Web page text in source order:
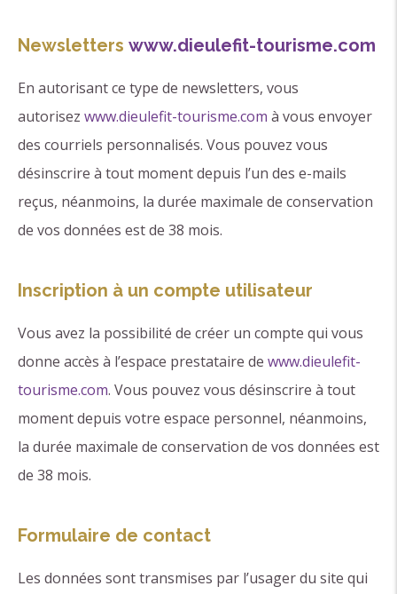
Newsletters www.dieulefit-tourisme.com
En autorisant ce type de newsletters, vous
autorisez www.dieulefit-tourisme.com à vous envoyer
des courriels personnalisés. Vous pouvez vous
désinscrire à tout moment depuis l’un des e-mails
reçus, néanmoins, la durée maximale de conservation
de vos données est de 38 mois.
Inscription à un compte utilisateur
Vous avez la possibilité de créer un compte qui vous
donne accès à l’espace prestataire de www.dieulefit-
tourisme.com. Vous pouvez vous désinscrire à tout
moment depuis votre espace personnel, néanmoins,
la durée maximale de conservation de vos données est
de 38 mois.
Formulaire de contact
Les données sont transmises par l’usager du site qui